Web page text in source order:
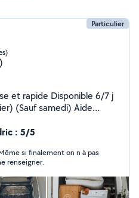
Particulier
Disponible 6/7 j
de valence. + d'infos
a
au déménagement...
: 5/5
si finalement on n à pas
renseigner.